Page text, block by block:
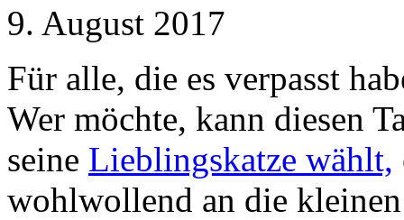
9. August 2017
Für alle, die es verpasst
Wer möchte, kann diesen
seine Lieblingskatze wählt,
wohlwollend an die